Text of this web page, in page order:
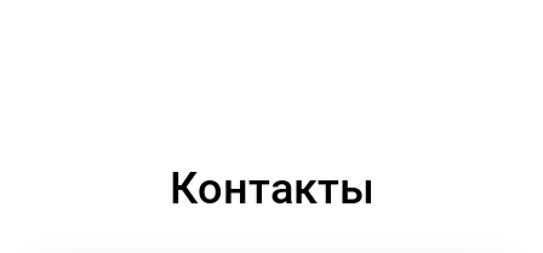
Контакты